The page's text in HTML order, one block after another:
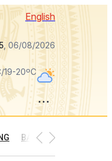
English
, 06/08/2026
19-20ºC
BẢO VỆ NỀN TẢNG TƯ